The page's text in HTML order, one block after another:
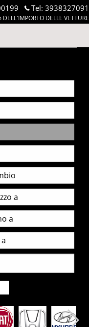
Tel: 3938327091
DELL'IMPORTO DELLE VETTURE